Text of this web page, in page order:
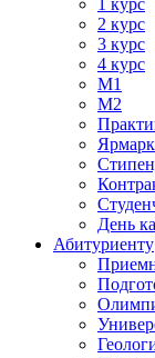
1 курс
2 курс
3 курс
4 курс
М1
М2
День
Абитуриенту